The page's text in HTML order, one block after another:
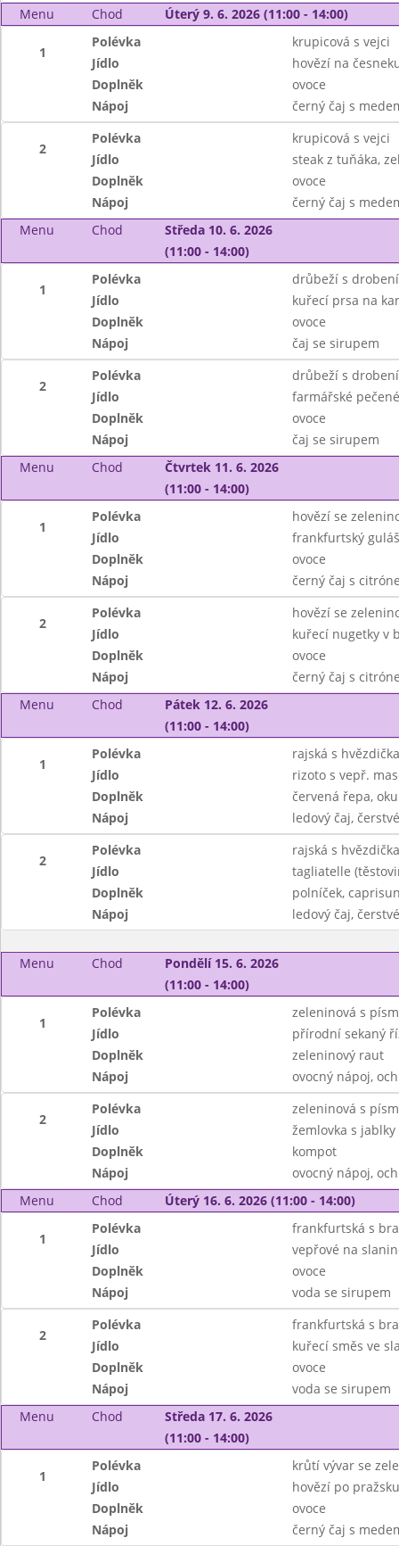
Menu
Chod Úterý 9. 6. 2026 (11:00 - 14:00)
1
Polévka
krupicová s vejci
Jídlo
hovězí na
Doplněk
ovoce
Nápoj
černý čaj s
2
Polévka
krupicová s vejci
Jídlo
steak z tuňáka,
Doplněk
ovoce
Nápoj
černý čaj s
Menu
Chod
Středa 10. 6. 2026
(11:00 - 14:00)
1
Polévka
drůbeží s
Jídlo
kuřecí prsa na
Doplněk
ovoce
Nápoj
čaj se sirupem
2
Polévka
drůbeží s
Jídlo
farmářské
Doplněk
ovoce
Nápoj
čaj se sirupem
Menu
Chod
Čtvrtek 11. 6. 2026
(11:00 - 14:00)
1
Polévka
hovězí se
Jídlo
frankfurtský
Doplněk
ovoce
Nápoj
černý čaj s
2
Polévka
hovězí se
Jídlo
kuřecí nugetky v
Doplněk
ovoce
Nápoj
černý čaj s
Menu
Chod
Pátek 12. 6. 2026
(11:00 - 14:00)
1
Polévka
rajská s
Jídlo
rizoto s vepř.
Doplněk
červená řepa,
Nápoj
ledový čaj,
2
Polévka
rajská s
Jídlo
tagliatelle
Doplněk
polníček,
Nápoj
ledový čaj,
Menu Chod
Pondělí 15. 6. 2026
(11:00 - 14:00)
1
Polévka
zeleninová s
Jídlo
přírodní sekaný
Doplněk
zeleninový raut
Nápoj
ovocný nápoj,
2
Polévka
zeleninová s
Jídlo
žemlovka s
Doplněk
kompot
Nápoj
ovocný nápoj,
Menu
Chod Úterý 16. 6. 2026 (11:00 - 14:00)
1
Polévka
frankfurtská s
Jídlo
vepřové na
Doplněk
ovoce
Nápoj
voda se sirupem
2
Polévka
frankfurtská s
Jídlo
kuřecí směs ve
Doplněk
ovoce
Nápoj
voda se sirupem
Menu
Chod
Středa 17. 6. 2026
(11:00 - 14:00)
1
Polévka
krůtí vývar se
Jídlo
hovězí po
Doplněk
ovoce
Nápoj
černý čaj s